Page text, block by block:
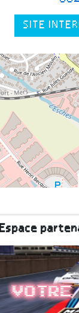
SITE
Espace